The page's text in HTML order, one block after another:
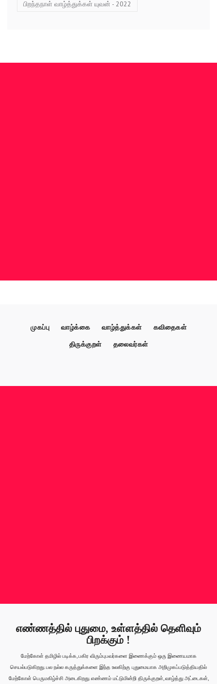
பிறந்தநாள் வாழ்த்துக்கள் யுவன் - 2022
முகப்பு வாழ்க்கை வாழ்த்துக்கள்
கவிதைகள்
திருக்குறள்
தலைவர்கள்
எண்ணத்தில் புதுமை, உள்ளத்தில் தெளிவும்
பிறக்கும் !
மேற்கோள் தமிழில் படிக்க, பகிர விரும்புபவர்களை இணைக்கும் ஒரு இணையமாக
செயல்படுகிறது. பல நல்ல கருத்துக்களை இந்த உலகிற்கு புதுமையாக அறிமுகப்படுத்தியதில்
மேற்கோள் பெருமகிழ்ச்சி அடைகிறது. எண்ணம் மட்டுமின்றி திருக்குறள், வாழ்த்து அட்டைகள்,